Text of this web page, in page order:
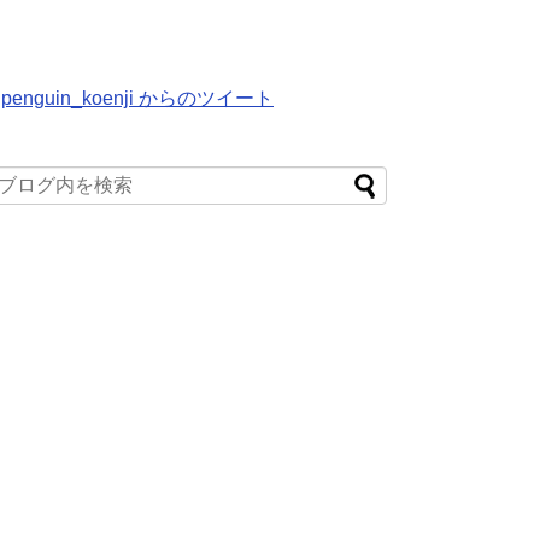
からのツイート